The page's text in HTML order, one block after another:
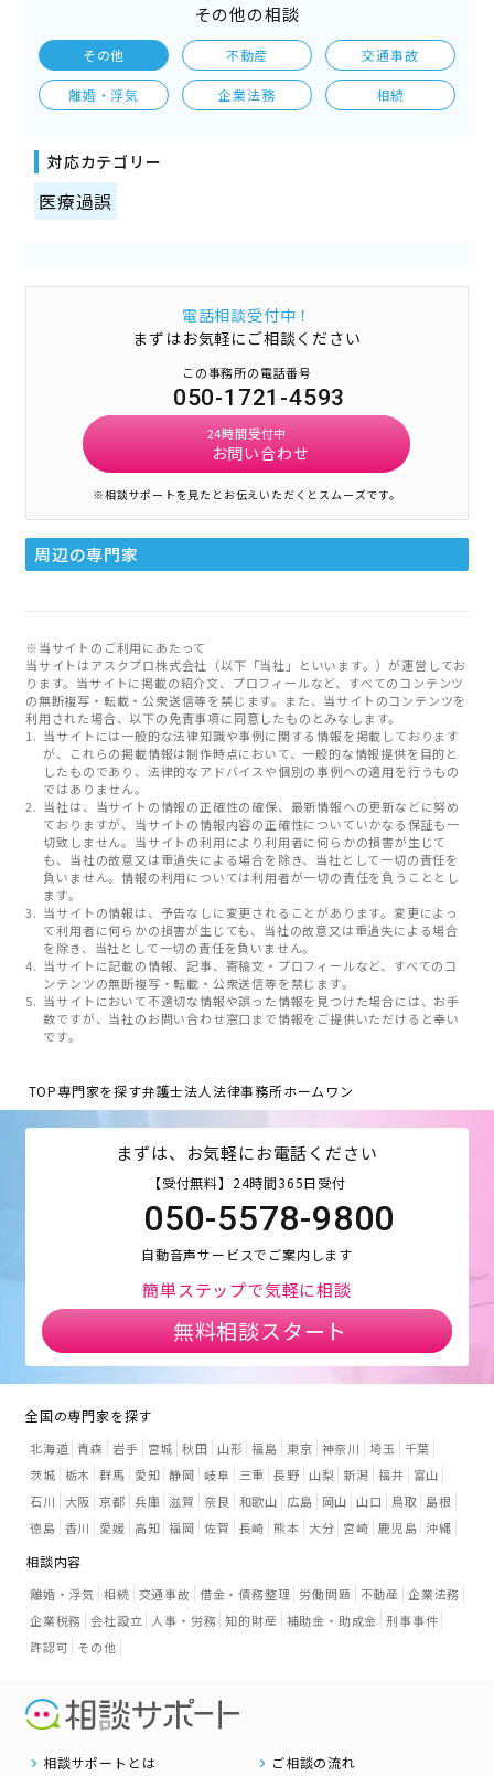
その他の相談
その他 不動産 交通事故
離婚・浮気 企業法務 相続
対応カテゴリー
医療過誤
電話相談受付中！
まずはお気軽にご相談ください
この事務所の電話番号
050-1721-4593
24時間受付中
お問い合わせ
※相談サポートを見たとお伝えいただくとスムーズです。
周辺の専門家
※当サイトのご利用にあたって
当サイトはアスクプロ株式会社（以下「当社」といいます。）が運営してお
ります。当サイトに掲載の紹介文、プロフィールなど、すべてのコンテンツ
の無断複写・転載・公衆送信等を禁じます。また、当サイトのコンテンツを
利用された場合、以下の免責事項に同意したものとみなします。
当サイトには一般的な法律知識や事例に関する情報を掲載しております
が、これらの掲載情報は制作時点において、一般的な情報提供を目的と
したものであり、法律的なアドバイスや個別の事例への適用を行うもの
ではありません。
当社は、当サイトの情報の正確性の確保、最新情報への更新などに努め
ておりますが、当サイトの情報内容の正確性についていかなる保証も一
切致しません。当サイトの利用により利用者に何らかの損害が生じて
も、当社の故意又は重過失による場合を除き、当社として一切の責任を
負いません。情報の利用については利用者が一切の責任を負うこととし
ます。
当サイトの情報は、予告なしに変更されることがあります。変更によっ
て利用者に何らかの損害が生じても、当社の故意又は重過失による場合
を除き、当社として一切の責任を負いません。
当サイトに記載の情報、記事、寄稿文・プロフィールなど、すべてのコ
ンテンツの無断複写・転載・公衆送信等を禁じます。
当サイトにおいて不適切な情報や誤った情報を見つけた場合には、お手
数ですが、当社のお問い合わせ窓口まで情報をご提供いただけると幸い
です。
TOP専門家を探す弁護士法人法律事務所ホームワン
まずは、お気軽にお電話ください
【受付無料】24時間365日受付
050-5578-9800
自動音声サービスでご案内します
簡単ステップで気軽に相談
無料相談スタート
全国の専門家を探す
北海道 青森 岩手 宮城 秋田 山形 福島 東京 神奈川 埼玉
千葉
茨城 栃木 群馬 愛知 静岡 岐阜 三重 長野 山梨 新潟 福井
富山
石川
大阪 京都 兵庫 滋賀 奈良 和歌山 広島 岡山 山口 鳥取
島根
徳島 香川 愛媛 高知 福岡 佐賀 長崎 熊本 大分 宮崎 鹿児島 沖縄
相談内容
離婚・浮気 相続 交通事故 借金・債務整理 労働問題 不動産 企業法務
企業税務 会社設立 人事・労務 知的財産 補助金・助成金 刑事事件
許認可 その他
相談サポートとは ご相談の流れ